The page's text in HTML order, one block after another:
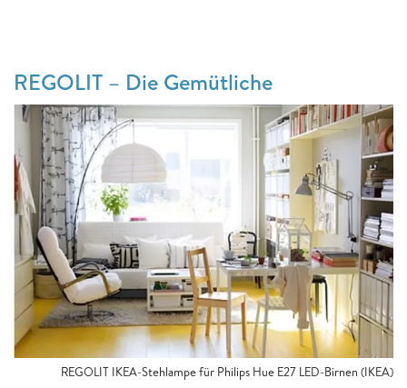
REGOLIT – Die Gemütliche
REGOLIT IKEA-Stehlampe für Philips Hue E27 LED-Birnen (IKEA)